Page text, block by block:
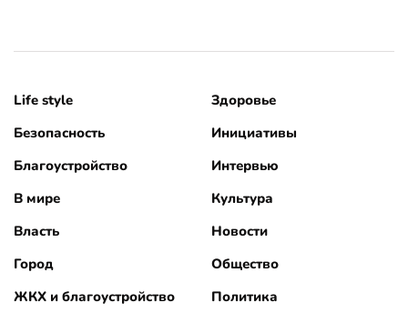
Life style
Безопасность
Благоустройство
В мире
Власть
Город
ЖКХ и благоустройство
Здоровье
Инициативы
Интервью
Культура
Новости
Общество
Политика